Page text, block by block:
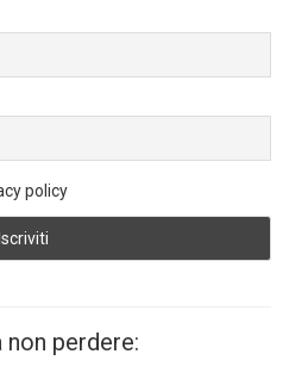
policy
non perdere: